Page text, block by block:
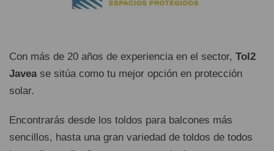
Con más de 20 años de experiencia en el sector, Tol2
Javease sitúa como tu mejor opción en protección
solar.
Encontrarás desde los toldos para balcones más
sencillos, hasta una gran variedad de toldos de todos